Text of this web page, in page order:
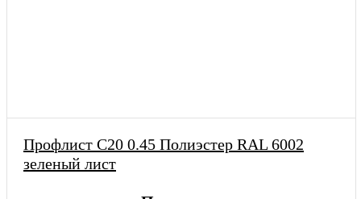
Профлист С20 0.45 Полиэстер RAL 6002
зеленый лист